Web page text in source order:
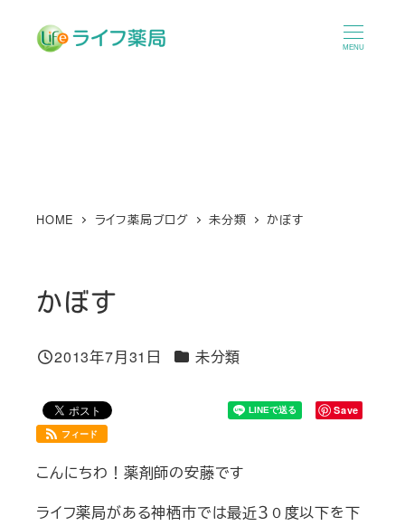
MENU
HOME ライフ薬局ブログ 未分類 かぼす
かぼす
投稿日
2013年7月31日 カテゴリー
未分類
Save
フィード
こんにちわ！薬剤師の安藤です
ライフ薬局がある神栖市では最近３０度以下を下